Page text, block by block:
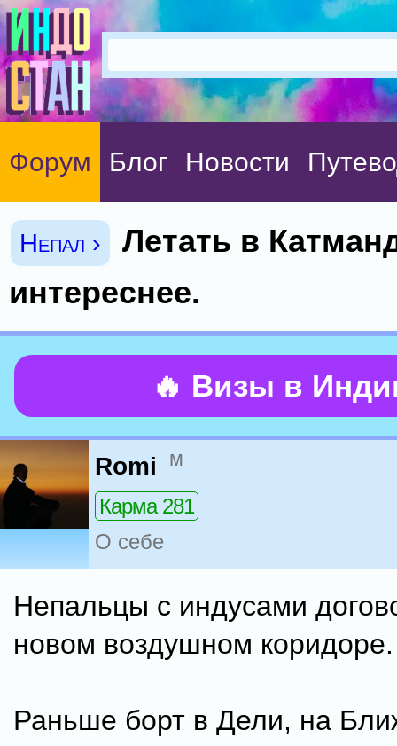
Форум Блог Новости
Непал ›
Летать в
интереснее.
🔥 Визы в
Romi м
Карма 281
О себе
Непальцы с индусами
новом воздушном коридоре.
Раньше борт в Дели, на